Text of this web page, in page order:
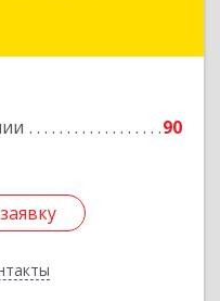
90
Сафоновский р-н,